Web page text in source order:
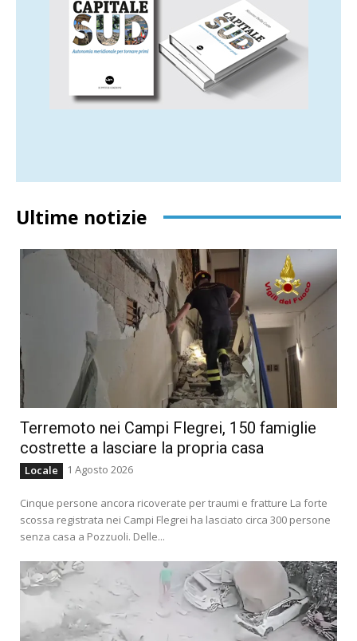
Ultime notizie
Terremoto nei Campi Flegrei, 150 famiglie
costrette a lasciare la propria casa
Locale 1 Agosto 2026
Cinque persone ancora ricoverate per traumi e fratture La forte
scossa registrata nei Campi Flegrei ha lasciato circa 300 persone
senza casa a Pozzuoli. Delle...